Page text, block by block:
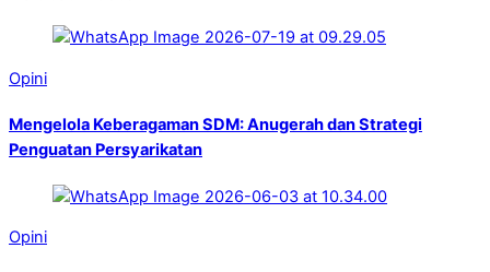
Opini
Mengelola Keberagaman SDM: Anugerah dan Strategi
Penguatan Persyarikatan
Opini